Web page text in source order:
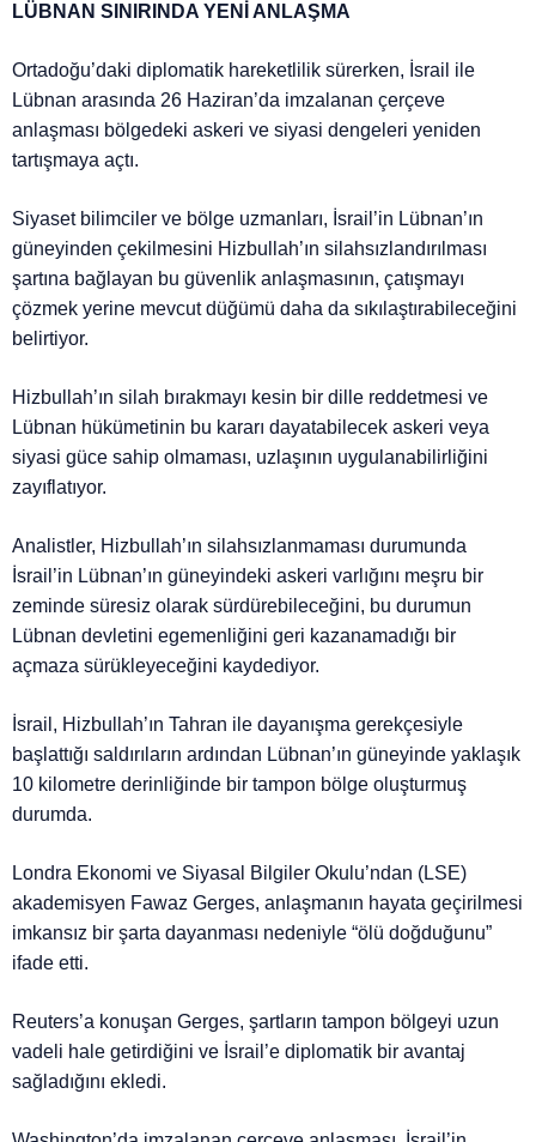
LÜBNAN SINIRINDA YENİ ANLAŞMA
Ortadoğu’daki diplomatik hareketlilik sürerken, İsrail ile
Lübnan arasında 26 Haziran’da imzalanan çerçeve
anlaşması bölgedeki askeri ve siyasi dengeleri yeniden
tartışmaya açtı.
Siyaset bilimciler ve bölge uzmanları, İsrail’in Lübnan’ın
güneyinden çekilmesini Hizbullah’ın silahsızlandırılması
şartına bağlayan bu güvenlik anlaşmasının, çatışmayı
çözmek yerine mevcut düğümü daha da sıkılaştırabileceğini
belirtiyor.
Hizbullah’ın silah bırakmayı kesin bir dille reddetmesi ve
Lübnan hükümetinin bu kararı dayatabilecek askeri veya
siyasi güce sahip olmaması, uzlaşının uygulanabilirliğini
zayıflatıyor.
Analistler, Hizbullah’ın silahsızlanmaması durumunda
İsrail’in Lübnan’ın güneyindeki askeri varlığını meşru bir
zeminde süresiz olarak sürdürebileceğini, bu durumun
Lübnan devletini egemenliğini geri kazanamadığı bir
açmaza sürükleyeceğini kaydediyor.
İsrail, Hizbullah’ın Tahran ile dayanışma gerekçesiyle
başlattığı saldırıların ardından Lübnan’ın güneyinde yaklaşık
10 kilometre derinliğinde bir tampon bölge oluşturmuş
durumda.
Londra Ekonomi ve Siyasal Bilgiler Okulu’ndan (LSE)
akademisyen Fawaz Gerges, anlaşmanın hayata geçirilmesi
imkansız bir şarta dayanması nedeniyle “ölü doğduğunu”
ifade etti.
Reuters’a konuşan Gerges, şartların tampon bölgeyi uzun
vadeli hale getirdiğini ve İsrail’e diplomatik bir avantaj
sağladığını ekledi.